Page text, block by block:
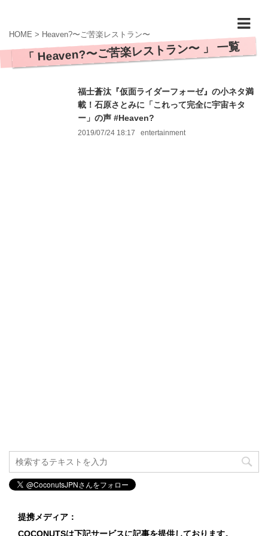
HOME > Heaven?〜ご苦楽レストラン〜
「 Heaven?〜ご苦楽レストラン〜 」 一覧
福士蒼汰『仮面ライダーフォーゼ』の小ネタ満
載！石原さとみに「これって完全に宇宙キタ
ー」の声 #Heaven?
2019/07/24 18:17 entertainment
提携メディア：
COCONUTSは下記サービスに記事を提供しております。